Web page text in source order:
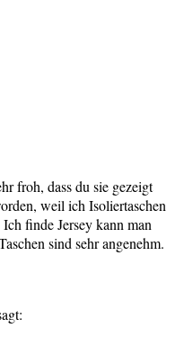
froh, dass du sie gezeigt
weil ich Isoliertaschen
finde Jersey kann man
sind sehr angenehm.